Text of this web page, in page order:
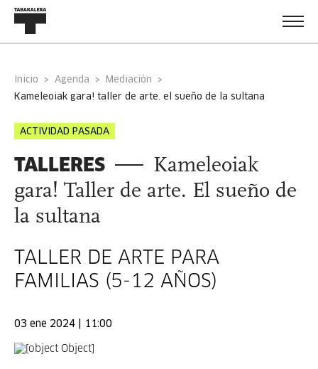
Inicio Agenda
Mediación
kameleoiak gara! taller de arte. el sueño de la sultana
ACTIVIDAD PASADA
TALLERES
Kameleoiak
gara! Taller de arte. El sueño de
la sultana
TALLER DE ARTE PARA
FAMILIAS (5-12 AÑOS)
03 ene 2024 | 11:00